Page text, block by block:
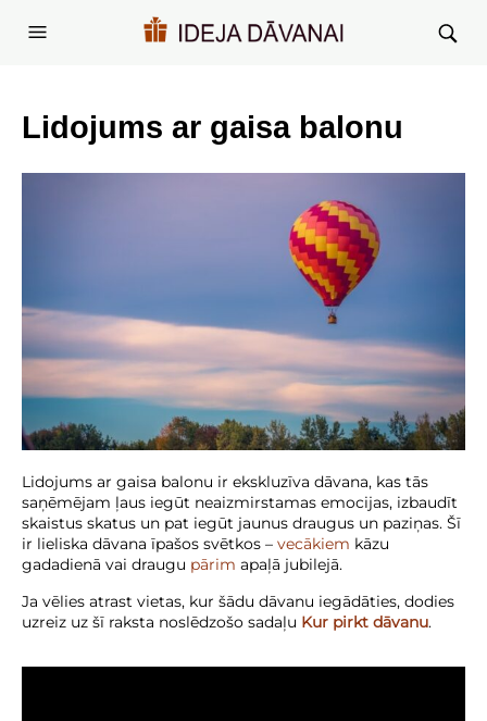
Lidojums ar gaisa balonu
Lidojums ar gaisa balonu ir ekskluzīva dāvana, kas tās
saņēmējam ļaus iegūt neaizmirstamas emocijas, izbaudīt
skaistus skatus un pat iegūt jaunus draugus un paziņas. Šī
ir lieliska dāvana īpašos svētkos – vecākiem kāzu
gadadienā vai draugu pārim apaļā jubilejā.
Ja vēlies atrast vietas, kur šādu dāvanu iegādāties, dodies
uzreiz uz šī raksta noslēdzošo sadaļu Kur pirkt dāvanu.